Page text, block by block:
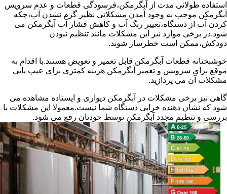
استفاده طولانی مدت از آبگرمکن،فرسودگی قطعات و عدم سرویس
آبگرمکن موجب به وجود آمدن مشکلاتی نظیر گرم نشدن آب،چکه
کردن آب از دستگاه،تغییر رنگ آب و کاهش فشار آب آبگرمکن می
شود.در برخی موارد نیز این مشکلات مانند تنظیم نبودن
دودکش،ممکن است خطرساز شوند.
خوشبختانه قطعات آبگرمکن قابل تعمیر و تعویض هستند.با اقدام به
موقع برای سرویس و تعمیر آبگرمکن هزینه کمتری برای عیب یابی
مشکلات آن می پردازید.
گاهی نیز برخی مشکلات در آبگرمکن دیواری و ایستاده مشاهده می
شود که نشان دهنده خرابی دستگاه شما نیست.معمولا این مشکلات با
بررسی و تنظیم مجدد آبگرمکن توسط خودتان رفع می شود.